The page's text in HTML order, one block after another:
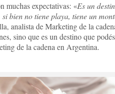
muchas expectativas: «Es un
bien no tiene playa, tiene un
analista de Marketing de la
sino que es un destino que
de la cadena en Argentina.